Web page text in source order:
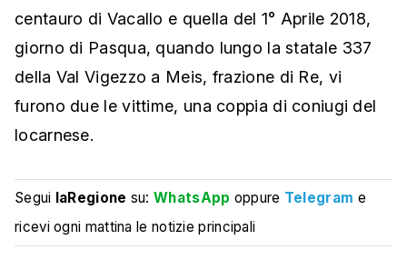
centauro di Vacallo e quella del 1° Aprile 2018,
giorno di Pasqua, quando lungo la statale 337
della Val Vigezzo a Meis, frazione di Re, vi
furono due le vittime, una coppia di coniugi del
locarnese.
Segui laRegione su:WhatsApp oppure Telegram e
ricevi ogni mattina le notizie principali